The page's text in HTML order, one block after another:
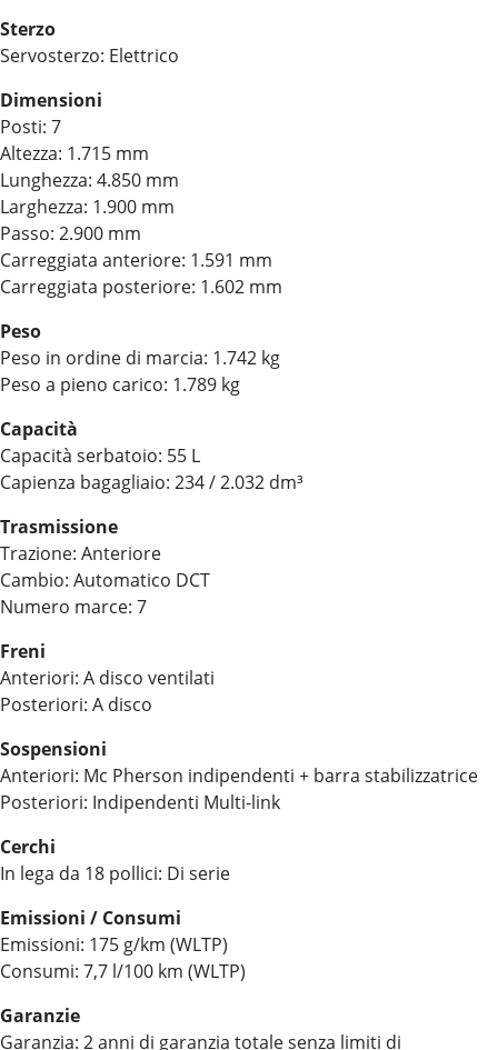
Sterzo
Servosterzo: Elettrico
Dimensioni
Posti: 7
Altezza: 1.715 mm
Lunghezza: 4.850 mm
Larghezza: 1.900 mm
Passo: 2.900 mm
Carreggiata anteriore: 1.591 mm
Carreggiata posteriore: 1.602 mm
Peso
Peso in ordine di marcia: 1.742 kg
Peso a pieno carico: 1.789 kg
Capacità
Capacità serbatoio: 55 L
Capienza bagagliaio: 234 / 2.032 dm³
Trasmissione
Trazione: Anteriore
Cambio: Automatico DCT
Numero marce: 7
Freni
Anteriori: A disco ventilati
Posteriori: A disco
Sospensioni
Anteriori: Mc Pherson indipendenti + barra stabilizzatrice
Posteriori: Indipendenti Multi-link
Cerchi
In lega da 18 pollici: Di serie
Emissioni / Consumi
Emissioni: 175 g/km (WLTP)
Consumi: 7,7 l/100 km (WLTP)
Garanzie
Garanzia: 2 anni di garanzia totale senza limiti di